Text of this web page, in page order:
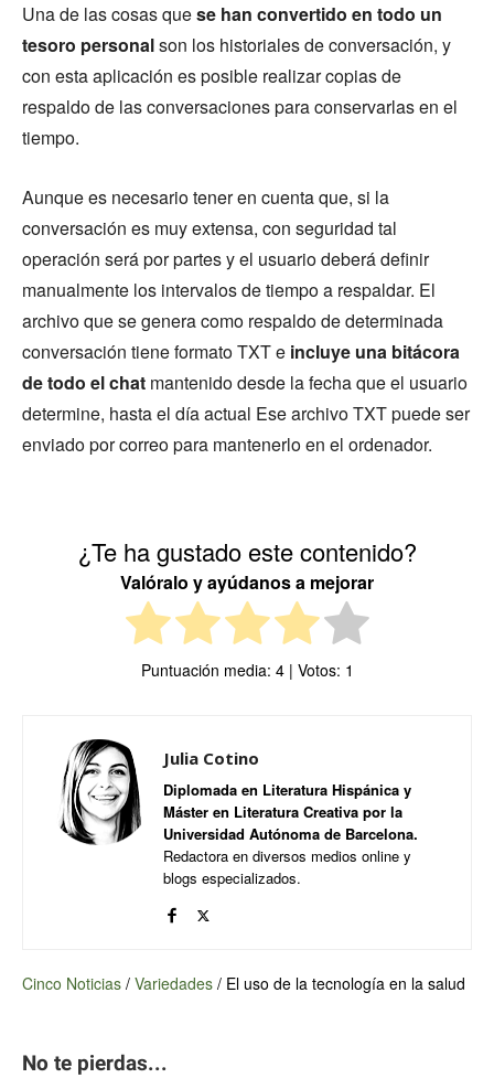
Una de las cosas quese han convertido en todo un
tesoro personalson los historiales de conversación, y
con esta aplicación es posible realizar copias de
respaldo de las conversaciones para conservarlas en el
tiempo.
Aunque es necesario tener en cuenta que, si la
conversación es muy extensa, con seguridad tal
operación será por partes y el usuario deberá definir
manualmente los intervalos de tiempo a respaldar. El
archivo que se genera como respaldo de determinada
conversación tiene formato TXT e incluye una bitácora
de todo el chat mantenido desde la fecha que el usuario
determine, hasta el día actual Ese archivo TXT puede ser
enviado por correo para mantenerlo en el ordenador.
¿Te ha gustado este contenido?
Valóralo y ayúdanos a mejorar
Puntuación media: 4| Votos: 1
Julia Cotino
Diplomada en Literatura Hispánica y
Máster en Literatura Creativa por la
Universidad Autónoma de Barcelona.
Redactora en diversos medios online y
blogs especializados.
Cinco Noticias / Variedades / El uso de la tecnología en la salud
No te pierdas...